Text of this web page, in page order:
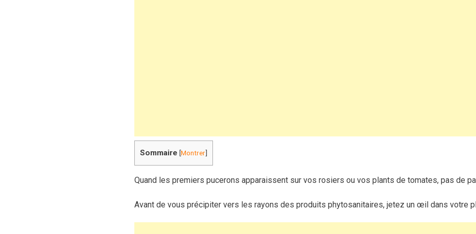
preuves
Sommaire [Montrer]
Quand les premiers pucerons apparaissent sur vos rosiers ou vos plants de tomates, pas de
Avant de vous précipiter vers les rayons des produits phytosanitaires, jetez un œil dans votre